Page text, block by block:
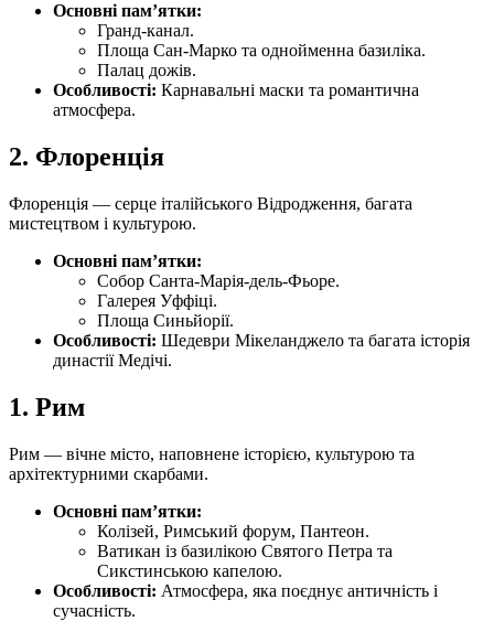
Основні пам’ятки:
Гранд-канал.
Площа Сан-Марко та однойменна базиліка.
Палац дожів.
Особливості: Карнавальні маски та романтична
атмосфера.
2. Флоренція
Флоренція — серце італійського Відродження, багата
мистецтвом і культурою.
Основні пам’ятки:
Собор Санта-Марія-дель-Фьоре.
Галерея Уффіці.
Площа Синьйорії.
Особливості: Шедеври Мікеланджело та багата історія
династії Медічі.
1. Рим
Рим — вічне місто, наповнене історією, культурою та
архітектурними скарбами.
Основні пам’ятки:
Колізей, Римський форум, Пантеон.
Ватикан із базилікою Святого Петра та
Сикстинською капелою.
Особливості: Атмосфера, яка поєднує античність і
сучасність.